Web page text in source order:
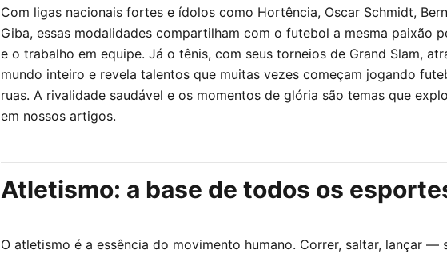
Com ligas nacionais fortes e ídolos como Hortência, Oscar Schmidt,
Giba, essas modalidades compartilham com o futebol a mesma paixão
e o trabalho em equipe. Já o tênis, com seus torneios de Grand Slam,
mundo inteiro e revela talentos que muitas vezes começam jogando
ruas. A rivalidade saudável e os momentos de glória são temas que
em nossos artigos.
Atletismo: a base de todos os
O atletismo é a essência do movimento humano. Correr, saltar, lançar —